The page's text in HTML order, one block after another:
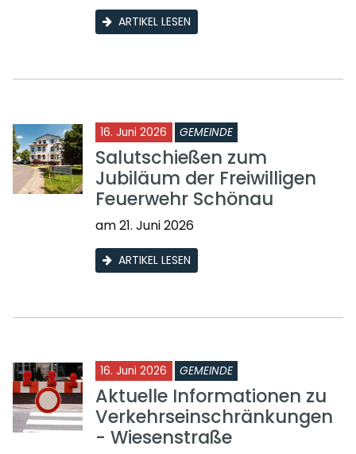
ARTIKEL LESEN
16. Juni 2026 GEMEINDE
Salutschießen zum
Jubiläum der Freiwilligen
Feuerwehr Schönau
am 21. Juni 2026
ARTIKEL LESEN
16. Juni 2026 GEMEINDE
Aktuelle Informationen zu
Verkehrseinschränkungen
- Wiesenstraße